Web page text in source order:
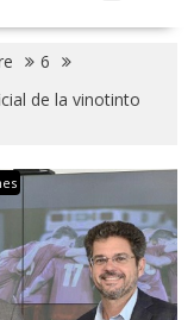
6
de la vinotinto